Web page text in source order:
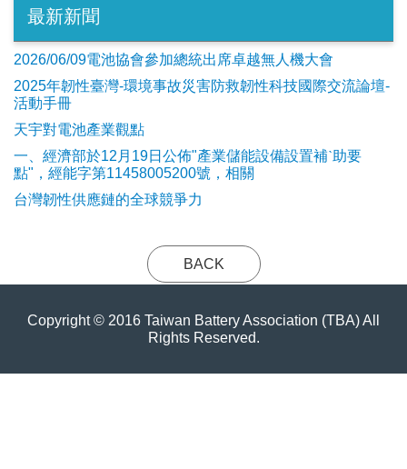
最新新聞
2026/06/09電池協會參加總統出席卓越無人機大會
2025年韌性臺灣-環境事故災害防救韌性科技國際交流論壇-
活動手冊
天宇對電池產業觀點
​一、經濟部於12月19日公佈"產業儲能設備設置補ˋ助要
點"，經能字第11458005200號，相關
台灣韌性供應鏈的全球競爭力
BACK
Copyright © 2016 Taiwan Battery Association (TBA) All
Rights Reserved.